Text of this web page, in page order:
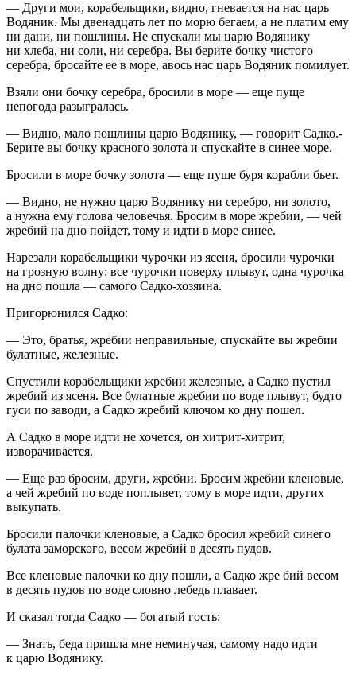
— Други мои, корабельщики, видно, гневается на нас царь
Водяник. Мы двенадцать лет по морю бегаем, а не платим ему
ни дани, ни пошлины. Не спускали мы царю Водянику
ни хлеба, ни соли, ни серебра. Вы берите бочку чистого
серебра, бросайте ее в море, авось нас царь Водяник помилует.
Взяли они бочку серебра, бросили в море — еще пуще
непогода разыгралась.
— Видно, мало пошлины царю Водянику, — говорит Садко.-
Берите вы бочку красного золота и спускайте в синее море.
Бросили в море бочку золота — еще пуще буря корабли бьет.
— Видно, не нужно царю Водянику ни серебро, ни золото,
а нужна ему голова человечья. Бросим в море жребии, — чей
жребий на дно пойдет, тому и идти в море синее.
Нарезали корабельщики чурочки из ясеня, бросили чурочки
на грозную волну: все чурочки поверху плывут, одна чурочка
на дно пошла — самого Садко-хозяина.
Пригорюнился Садко:
— Это, братья, жребии неправильные, спускайте вы жребии
булатные, железные.
Спустили корабельщики жребии железные, а Садко пустил
жребий из ясеня. Все булатные жребии по воде плывут, будто
гуси по заводи, а Садко жребий ключом ко дну пошел.
А Садко в море идти не хочется, он хитрит-хитрит,
изворачивается.
— Еще раз бросим, други, жребии. Бросим жребии кленовые,
а чей жребий по воде поплывет, тому в море идти, других
выкупать.
Бросили палочки кленовые, а Садко бросил жребий синего
булата заморского, весом жребий в десять пудов.
Все кленовые палочки ко дну пошли, а Садко жре бий весом
в десять пудов по воде словно лебедь плавает.
И сказал тогда Садко — богатый гость:
— Знать, беда пришла мне неминучая, самому надо идти
к царю Водянику.